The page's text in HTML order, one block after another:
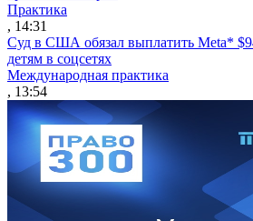
Практика
, 14:31
Суд в США обязал выплатить Meta*
детям в соцсетях
Международная практика
, 13:54